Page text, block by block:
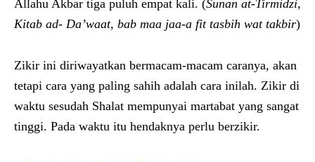
Allahu Akbar tiga puluh empat kali. (Sunan at-Tirmidzi,
Kitab ad- Da’waat, bab maa jaa-a fit tasbih wat takbir)
Zikir ini diriwayatkan bermacam-macam caranya, akan
tetapi cara yang paling sahih adalah cara inilah. Zikir di
waktu sesudah Shalat mempunyai martabat yang sangat
tinggi. Pada waktu itu hendaknya perlu berzikir.